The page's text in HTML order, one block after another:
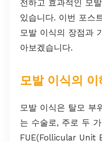
전하고 효과적인 모
있습니다. 이번 포스
모발 이식의 장점과
아보겠습니다.
모발 이식의 이
모발 이식은 탈모 부
는 수술로, 주로 두
FUE(Follicular Unit